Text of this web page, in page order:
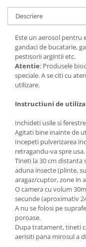
Ingrasaminte plante -
Ingrasaminte plante -
Casa, Gradina
Accesorii agricole
Accesorii gard electric
Accesorii irigat
Araci/ Suporti plante
Candele / Rezerve /
Carabine/ carlige
Diverse casa si gradina
Diverse depozitare
Echipament protectie
Fir/Ata de legat
Foarfeci
Furtun / banda / tub
Motofierastrau /
Descriere
Este un aerosol pentru
gandaci de bucatarie,
pestisorii argintii etc.
Atentie: Produsele
speciale. A se citi cu
utilizare.
Instructiuni de
Inchideti usile si
Agitati bine inainte de
Incepeti pulverizarea
retragandu-va spre usa.
Tineti la 30 cm distanta
aduna insecte (plinte,
aragaz/cuptor, zone in
O camera cu volum
secunde (aproximativ
A nu se folosi pe
poroase.
Dupa tratament, tineti
aerisiti pana mirosul a